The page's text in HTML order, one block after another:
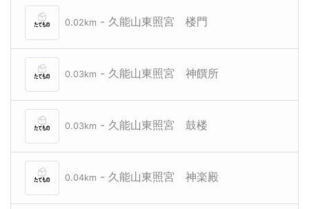
0.02km - 久能山東照宮 楼門
0.03km - 久能山東照宮 神饌所
0.03km - 久能山東照宮 鼓楼
0.04km - 久能山東照宮 神楽殿